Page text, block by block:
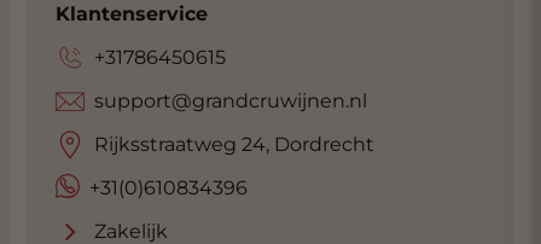
Klantenservice
+31786450615
+31(0)610834396
support@grandcruwijnen.nl
Rijksstraatweg 24, Dordrecht
Zakelijk